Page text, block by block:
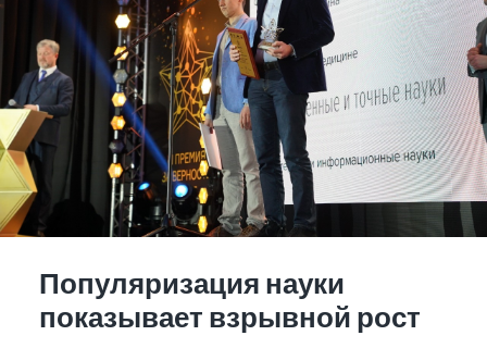
Популяризация науки
показывает взрывной рост